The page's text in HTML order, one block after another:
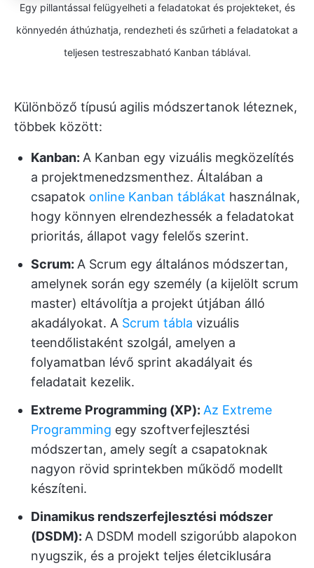
Egy pillantással felügyelheti a feladatokat és projekteket, és
könnyedén áthúzhatja, rendezheti és szűrheti a feladatokat a
teljesen testreszabható Kanban táblával.
Különböző típusú agilis módszertanok léteznek,
többek között:
Kanban: A Kanban egy vizuális megközelítés
a projektmenedzsmenthez. Általában a
csapatok online Kanban táblákat használnak,
hogy könnyen elrendezhessék a feladatokat
prioritás, állapot vagy felelős szerint.
Scrum: A Scrum egy általános módszertan,
amelynek során egy személy (a kijelölt scrum
master) eltávolítja a projekt útjában álló
akadályokat. A Scrum tábla vizuális
teendőlistaként szolgál, amelyen a
folyamatban lévő sprint akadályait és
feladatait kezelik.
Extreme Programming (XP): Az Extreme
Programming egy szoftverfejlesztési
módszertan, amely segít a csapatoknak
nagyon rövid sprintekben működő modellt
készíteni.
Dinamikus rendszerfejlesztési módszer
(DSDM): A DSDM modell szigorúbb alapokon
nyugszik, és a projekt teljes életciklusára